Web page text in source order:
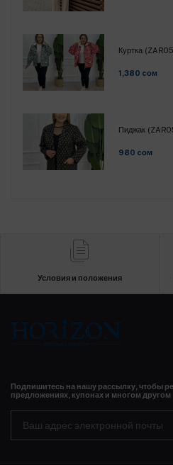
Куртка
1,380 cом
Пиджак
980 cом
Условия и положения
Подпишитесь на нашу рассылку, чтобы
предложениях, купонах и многом другом